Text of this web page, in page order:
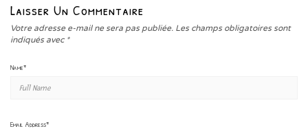
Laisser Un Commentaire
Votre adresse e-mail ne sera pas publiée. Les champs obligatoires sont
indiqués avec *
Name*
Email Address*